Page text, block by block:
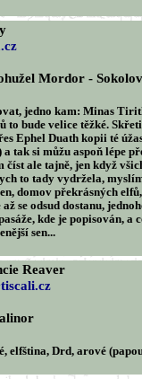
Mordor - Sokolov
jedno kam: Minas
to bude velice těžké.
Ephel Duath kopii té
tak si můžu aspoň lépe
ale tajně, jen když
to tady vydržela,
domov překrásných
se odsud dostanu,
kde je popisován, a
sen...
Reaver
elfština, Drd, arové